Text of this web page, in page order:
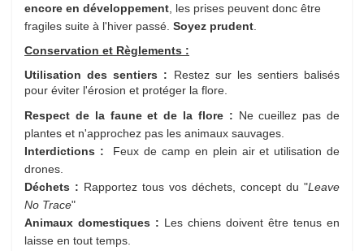
encore en développement , les prises peuvent donc être
fragiles suite à l'hiver passé. Soyez prudent
Conservation et Règlements :
Utilisation des sentiers :
Restez sur les sentiers balisés
pour éviter l'érosion et protéger la flore.
Respect de la faune et de la flore: Ne cueillez pas de
plantes et n'approchez pas les animaux sauvages.
Interdictions : Feux de camp en plein air et utilisation de
drones.
Déchets : Rapportez tous vos déchets, concept du "Leave
No Trace"
Animaux domestiques : Les chiens doivent être tenus en
laisse en tout temps.